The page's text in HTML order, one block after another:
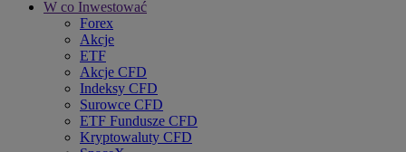
W co Inwestować
Forex
Akcje
ETF
Akcje CFD
Indeksy CFD
Surowce CFD
ETF Fundusze CFD
Kryptowaluty CFD